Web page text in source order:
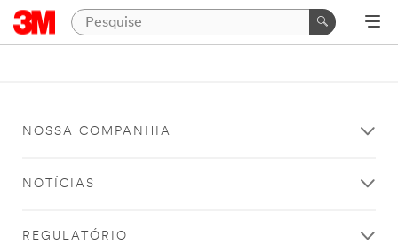
NOSSA COMPANHIA
NOTÍCIAS
REGULATÓRIO